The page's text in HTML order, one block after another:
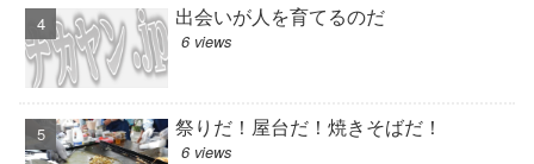
出会いが人を育てるのだ
6 views
祭りだ！屋台だ！焼きそばだ！
6 views